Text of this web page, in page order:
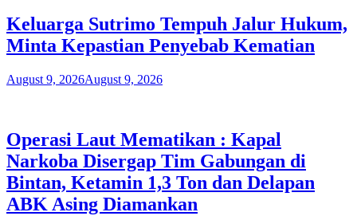
Keluarga Sutrimo Tempuh Jalur Hukum,
Minta Kepastian Penyebab Kematian
August 9, 2026August 9, 2026
Operasi Laut Mematikan : Kapal
Narkoba Disergap Tim Gabungan di
Bintan, Ketamin 1,3 Ton dan Delapan
ABK Asing Diamankan